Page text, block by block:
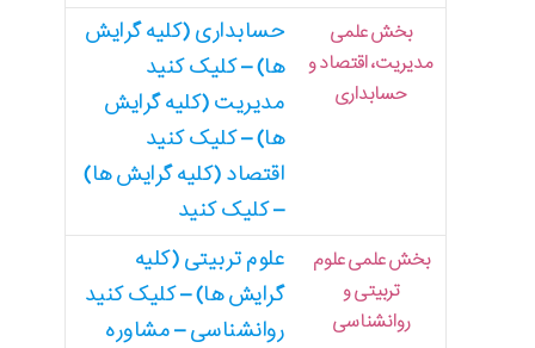
بخش علمی
مدیریت، اقتصاد و
حسابداری
حسابداری (کلیه گرایش
ها) – کلیک کنید
مدیریت (کلیه گرایش
ها) – کلیک کنید
اقتصاد (کلیه گرایش ها)
– کلیک کنید
بخش علمی علوم
تربیتی و
روانشناسی
علوم تربیتی (کلیه
گرایش ها) – کلیک کنید
روانشناسی – مشاوره